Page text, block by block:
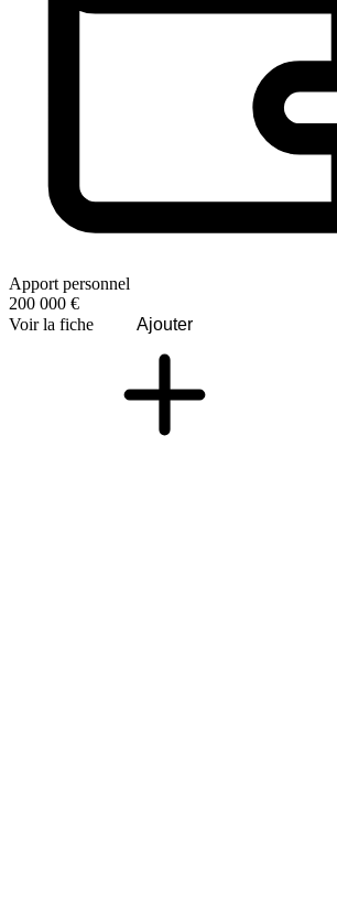
Apport personnel
200 000 €
Voir la fiche
Ajouter